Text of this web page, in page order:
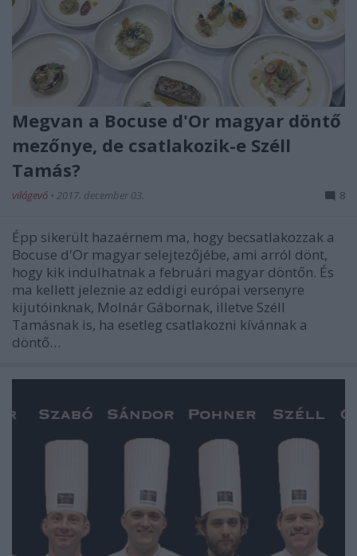
Megvan a Bocuse d'Or magyar döntő
mezőnye, de csatlakozik-e Széll
Tamás?
világevő • 2017. december 03. 8
Épp sikerült hazaérnem ma, hogy becsatlakozzak a
Bocuse d'Or magyar selejtezőjébe, ami arról dönt,
hogy kik indulhatnak a februári magyar döntőn. És
ma kellett jeleznie az eddigi európai versenyre
kijutóinknak, Molnár Gábornak, illetve Széll
Tamásnak is, ha esetleg csatlakozni kívánnak a
döntő…